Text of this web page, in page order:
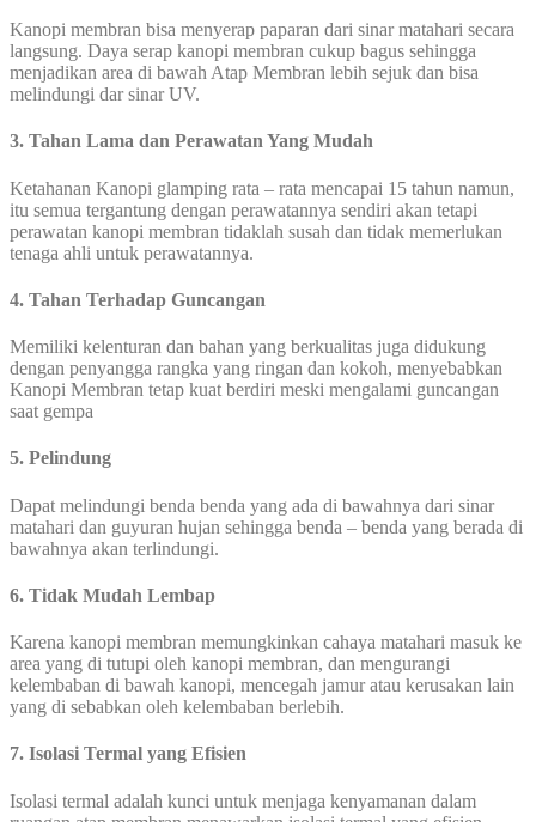
Kanopi membran bisa menyerap paparan dari sinar matahari secara
langsung. Daya serap kanopi membran cukup bagus sehingga
menjadikan area di bawah Atap Membran lebih sejuk dan bisa
melindungi dar sinar UV.
3. Tahan Lama dan Perawatan Yang Mudah
Ketahanan Kanopi glamping rata – rata mencapai 15 tahun namun,
itu semua tergantung dengan perawatannya sendiri akan tetapi
perawatan kanopi membran tidaklah susah dan tidak memerlukan
tenaga ahli untuk perawatannya.
4. Tahan Terhadap Guncangan
Memiliki kelenturan dan bahan yang berkualitas juga didukung
dengan penyangga rangka yang ringan dan kokoh, menyebabkan
Kanopi Membran tetap kuat berdiri meski mengalami guncangan
saat gempa
5. Pelindung
Dapat melindungi benda benda yang ada di bawahnya dari sinar
matahari dan guyuran hujan sehingga benda – benda yang berada di
bawahnya akan terlindungi.
6. Tidak Mudah Lembap
Karena kanopi membran memungkinkan cahaya matahari masuk ke
area yang di tutupi oleh kanopi membran, dan mengurangi
kelembaban di bawah kanopi, mencegah jamur atau kerusakan lain
yang di sebabkan oleh kelembaban berlebih.
7. Isolasi Termal yang Efisien
Isolasi termal adalah kunci untuk menjaga kenyamanan dalam